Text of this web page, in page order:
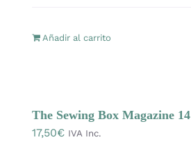
Añadir al carrito
The Sewing Box Magazine 14
17,50€ IVA Inc.